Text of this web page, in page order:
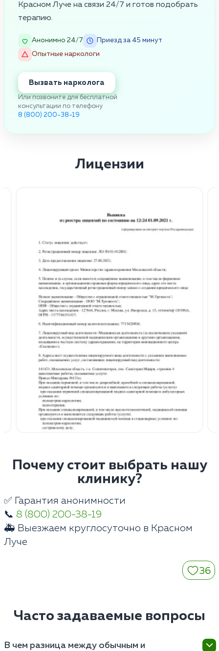
Красном Луче на связи 24/7 и готов подобрать
терапию.
Анонимно 24/7
Приезд за 45 минут
Опытные наркологи
Вызвать нарколога
Или позвоните для бесплатной
консультации по телефону
8 (800) 200-38-19
Лицензии
Почему стоит выбрать нашу
клинику?
✅ Гарантия анонимности
📞 8 (800) 200-38-19
🚑 Выезжаем круглосуточно в Красном
Луче
36
Часто задаваемые вопросы
В чем разница между обычным и